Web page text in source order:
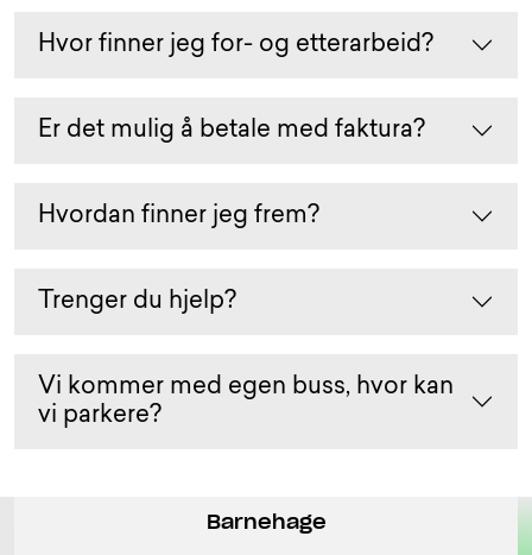
Hvor finner jeg for- og etterarbeid?
Er det mulig å betale med faktura?
Hvordan finner jeg frem?
Trenger du hjelp?
Vi kommer med egen buss, hvor kan
vi parkere?
Barnehage